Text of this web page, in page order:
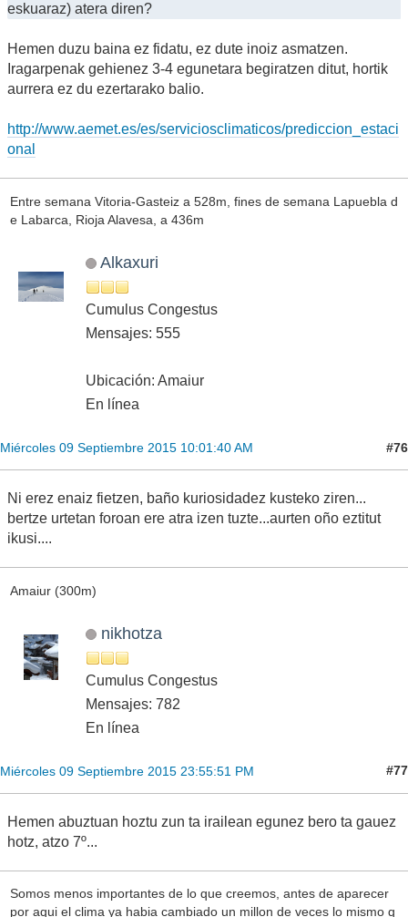
eskuaraz) atera diren?
Hemen duzu baina ez fidatu, ez dute inoiz asmatzen.
Iragarpenak gehienez 3-4 egunetara begiratzen ditut, hortik
aurrera ez du ezertarako balio.
http://www.aemet.es/es/serviciosclimaticos/prediccion_estaci
onal
Entre semana Vitoria-Gasteiz a 528m, fines de semana Lapuebla d
e Labarca, Rioja Alavesa, a 436m
Alkaxuri
Cumulus Congestus
Mensajes: 555
Ubicación: Amaiur
En línea
Miércoles 09 Septiembre 2015 10:01:40 AM #76
Ni erez enaiz fietzen, baño kuriosidadez kusteko ziren...
bertze urtetan foroan ere atra izen tuzte...aurten oño eztitut
ikusi....
Amaiur (300m)
nikhotza
Cumulus Congestus
Mensajes: 782
En línea
Miércoles 09 Septiembre 2015 23:55:51 PM #77
Hemen abuztuan hoztu zun ta irailean egunez bero ta gauez
hotz, atzo 7º...
Somos menos importantes de lo que creemos, antes de aparecer
por aqui el clima ya habia cambiado un millon de veces lo mismo q